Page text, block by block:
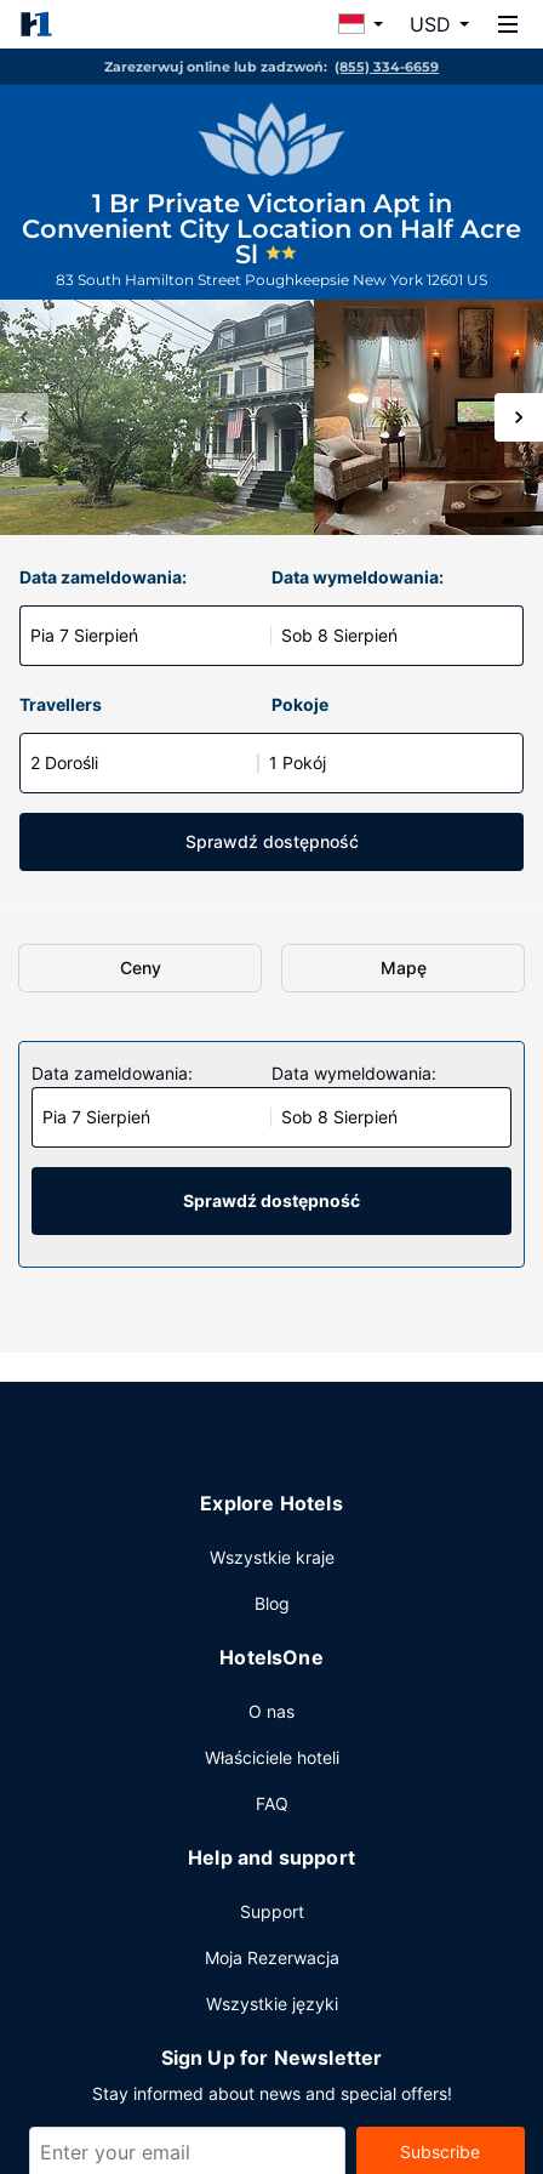
USD
Zarezerwuj online lub zadzwoń: (855) 334-6659
1 Br Private Victorian Apt in
Convenient City Location on Half Acre
Sl
83 South Hamilton Street Poughkeepsie New York 12601 US
Data zameldowania:
Pia 7 Sierpień
Data wymeldowania:
Sob 8 Sierpień
Travellers Pokoje
2 Dorośli 1 Pokój
Sprawdź dostępność
Ceny Mapę
Data zameldowania:
Pia 7 Sierpień
Data wymeldowania:
Sob 8 Sierpień
Sprawdź dostępność
Explore Hotels
Wszystkie kraje
Blog
HotelsOne
O nas
Właściciele hoteli
FAQ
Help and support
Support
Moja Rezerwacja
Wszystkie języki
Sign Up for Newsletter
Stay informed about news and special offers!
Subscribe